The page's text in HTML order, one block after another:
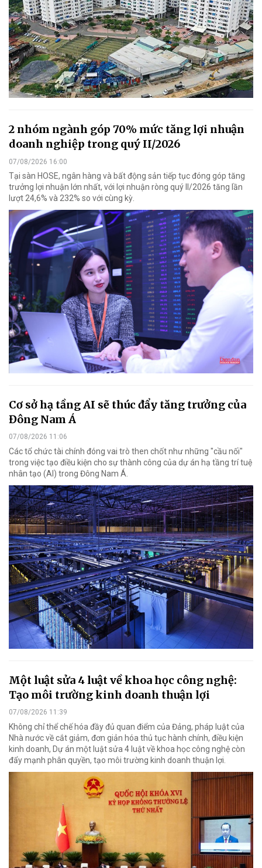
2 nhóm ngành góp 70% mức tăng lợi nhuận
doanh nghiệp trong quý II/2026
07/08/2026 16:00
Tại sàn HOSE, ngân hàng và bất động sản tiếp tục đóng góp tăng
trưởng lợi nhuận lớn nhất, với lợi nhuận ròng quý II/2026 tăng lần
lượt 24,6% và 232% so với cùng kỳ.
Cơ sở hạ tầng AI sẽ thúc đẩy tăng trưởng của
Đông Nam Á
07/08/2026 11:06
Các tổ chức tài chính đóng vai trò then chốt như những "cầu nối"
trong việc tạo điều kiện cho sự thành công của dự án hạ tầng trí tuệ
nhân tạo (AI) trong Đông Nam Á.
Một luật sửa 4 luật về khoa học công nghệ:
Tạo môi trường kinh doanh thuận lợi
07/08/2026 11:39
Không chỉ thể chế hóa đầy đủ quan điểm của Đảng, pháp luật của
Nhà nước về cắt giảm, đơn giản hóa thủ tục hành chính, điều kiện
kinh doanh, Dự án một luật sửa 4 luật về khoa học công nghệ còn
đẩy mạnh phân quyền, tạo môi trường kinh doanh thuận lợi.